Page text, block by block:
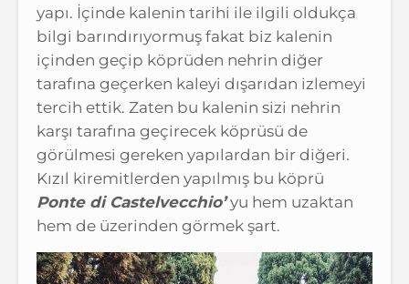
yapı. İçinde kalenin tarihi ile ilgili oldukça
bilgi barındırıyormuş fakat biz kalenin
içinden geçip köprüden nehrin diğer
tarafına geçerken kaleyi dışarıdan izlemeyi
tercih ettik. Zaten bu kalenin sizi nehrin
karşı tarafına geçirecek köprüsü de
görülmesi gereken yapılardan bir diğeri.
Kızıl kiremitlerden yapılmış bu köprü
Ponte di Castelvecchio’ yu hem uzaktan
hem de üzerinden görmek şart.